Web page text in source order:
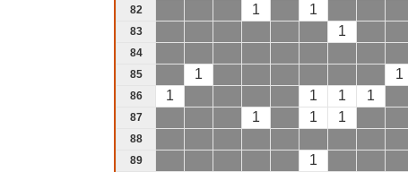
82 1 1
83 1
84
85 1 1
86 1 1 1 1
87 1 1 1
88
89 1